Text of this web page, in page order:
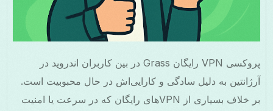
پروکسی VPN رایگان Grass در بین کاربران اندروید در
آرژانتین به دلیل سادگی و کارایی‌اش در حال محبوبیت است.
بر خلاف بسیاری از VPNهای رایگان که در سرعت یا امنیت